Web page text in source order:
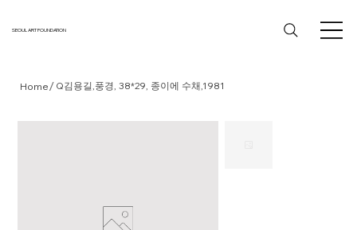
SEOUL ART FOUNDATION
Home/ Q김용길,풍경, 38*29, 종이에 수채,1981